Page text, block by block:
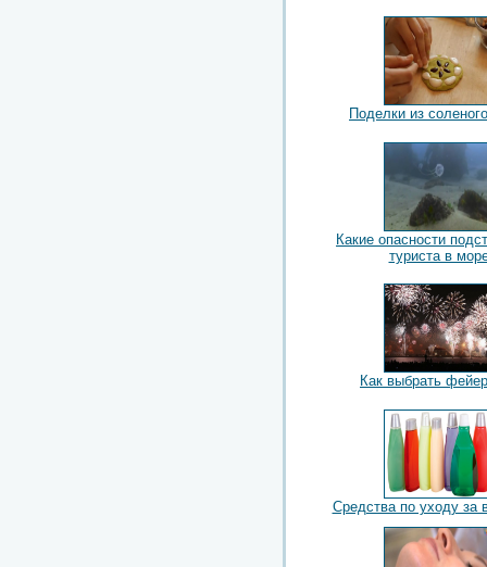
Поделки из
Какие опасности
туриста в
Как выбрать
Средства по уходу за